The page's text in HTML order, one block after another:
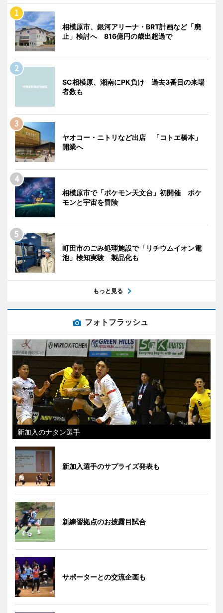
相模原市、銀河アリーナ・BRT計画など「廃
止」検討へ 816億円の歳出超過で
SC相模原、湘南にPK負け 過去3番目の来場
者数も
ヤオコー・ニトリなど出店 「コトエ橋本」
開業へ
相模原市で「ポケモン天文台」初開催 ポケ
モンと宇宙を冒険
町田市のごみ処理施設で「リチウムイオン電
池」検知実験 製品化も
もっと見る
フォトフラッシュ
新加入のナタン選手
新加入選手のサプライズ発表も
新練習拠点のお披露目試合
サポーターとの交流企画も